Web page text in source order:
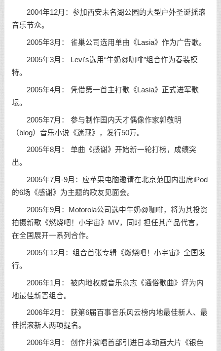
2004年12月：参加西安未名湖公园的大型户外圣诞摇滚
音乐节众。
2005年3月： 雀巢公司选用单曲《Lasia》作为广告歌。
2005年3月： Levi's选用“牛奶@咖啡”组合作为春装模
特。
2005年4月： 凭借第一首主打歌《Lasia》正式进军歌
坛。
2005年7月： 参与制作国内天才偶像作家郭敬明
（blog）音乐小说《迷藏》，发行50万。
2005年8月： 单曲《感谢》开始新一轮打榜，成绩突
出。
2005年7月-9月：应苹果电脑邀请在北京范围内出席iPod
的6场《感谢》为主题的歌友见面会。
2005年9月：Motorola公司选中牛奶@咖啡，将为其投资
拍摄新歌《燃烧吧！小宇宙》MV，同时 担任其产品代言，
在全国展开一系列合作。
2005年12月：组合首张专辑《燃烧吧！小宇宙》全国发
行。
2006年1月： 被内地权威音乐杂志《通俗歌曲》评为内
地最佳新晋组合。
2006年2月： 获第6届百事音乐风云榜内地最佳新人、最
佳摇滚新人两项提名。
2006年3月： 创作并演唱首部引进日本动画大片《银色